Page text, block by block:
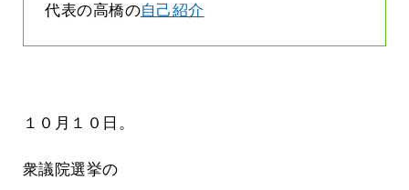
代表の高橋の自己紹介
１０月１０日。
衆議院選挙の